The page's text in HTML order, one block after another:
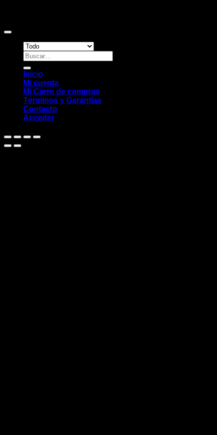
Buscar
por:
Inicio
Mi cuenta
Mi Carro de compras
Términos y Garantías
Contacto
Acceder